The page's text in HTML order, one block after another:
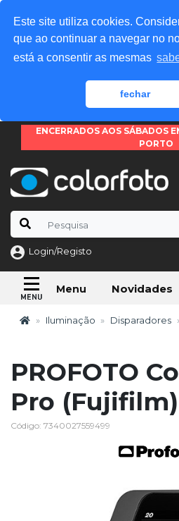
Este site utiliza cookies.
que ao continuar a navegar no
está a consentir as mesmas
fechar
ENCERRADOS AOS SÁBADOS
PORTO
Login/Registo
Menu Novidades
Iluminação Disparadores
PROFOTO
Pro (Fujifilm)
Código: 7340027559499